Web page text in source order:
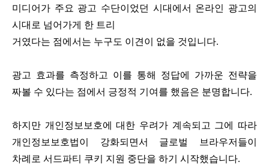
미디어가 주요 광고 수단이었던 시대에서 온라인 광고의
시대로 넘어가게 한 트리
거였다는 점에서는 누구도 이견이 없을 것입니다.
광고 효과를 측정하고 이를 통해 정답에 가까운 전략을
짜볼 수 있다는 점에서 긍정적 기여를 했음은 분명합니다.
하지만 개인정보보호에 대한 우려가 계속되고 그에 따라
개인정보보호법이 강화되면서 글로벌 브라우저들이
차례로 서드파티 쿠키 지원 중단을 하기 시작했습니다.